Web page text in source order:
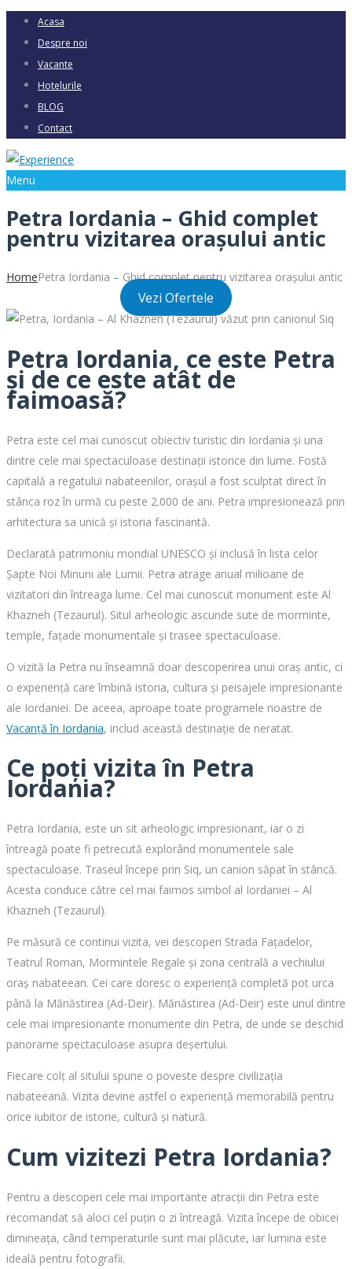
Acasa
Despre noi
Vacante
Hotelurile
BLOG
Contact
Menu
Petra Iordania – Ghid complet
pentru vizitarea orașului antic
HomePetra Iordania – Ghid complet pentru vizitarea orașului antic
Vezi Ofertele
Petra Iordania, ce este Petra
și de ce este atât de
faimoasă?
Petra este cel mai cunoscut obiectiv turistic din Iordania și una
dintre cele mai spectaculoase destinații istorice din lume. Fostă
capitală a regatului nabateenilor, orașul a fost sculptat direct în
stânca roz în urmă cu peste 2.000 de ani. Petra impresionează prin
arhitectura sa unică și istoria fascinantă.
Declarată patrimoniu mondial UNESCO și inclusă în lista celor
Șapte Noi Minuni ale Lumii. Petra atrage anual milioane de
vizitatori din întreaga lume. Cel mai cunoscut monument este Al
Khazneh (Tezaurul). Situl arheologic ascunde sute de morminte,
temple, fațade monumentale și trasee spectaculoase.
O vizită la Petra nu înseamnă doar descoperirea unui oraș antic, ci
o experiență care îmbină istoria, cultura și peisajele impresionante
ale Iordaniei. De aceea, aproape toate programele noastre de
Vacanță în Iordania, includ această destinație de neratat.
Ce poți vizita în Petra
Iordania?
Petra Iordania, este un sit arheologic impresionant, iar o zi
întreagă poate fi petrecută explorând monumentele sale
spectaculoase. Traseul începe prin Siq, un canion săpat în stâncă.
Acesta conduce către cel mai faimos simbol al Iordaniei – Al
Khazneh (Tezaurul).
Pe măsură ce continui vizita, vei descoperi Strada Fațadelor,
Teatrul Roman, Mormintele Regale și zona centrală a vechiului
oraș nabateean. Cei care doresc o experiență completă pot urca
până la Mănăstirea (Ad-Deir). Mănăstirea (Ad-Deir) este unul dintre
cele mai impresionante monumente din Petra, de unde se deschid
panorame spectaculoase asupra deșertului.
Fiecare colț al sitului spune o poveste despre civilizația
nabateeană. Vizita devine astfel o experiență memorabilă pentru
orice iubitor de istorie, cultură și natură.
Cum vizitezi Petra Iordania?
Pentru a descoperi cele mai importante atracții din Petra este
recomandat să aloci cel puțin o zi întreagă. Vizita începe de obicei
dimineața, când temperaturile sunt mai plăcute, iar lumina este
ideală pentru fotografii.